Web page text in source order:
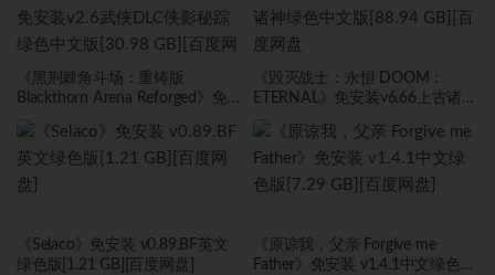
《黑荆棘角斗场：重铸版
Blackthorn Arena Reforged》免
文版[30.98 GB][百度网盘]
《毁灭战士：永恒 DOOM：
ETERNAL》免安装v6.66上古诸神
《Selaco》免安装 v0.89.BF英文
绿色版[1.21 GB][百度网盘]
《原谅我，父亲 Forgive me
Father》免安装 v1.4.1中文绿色版